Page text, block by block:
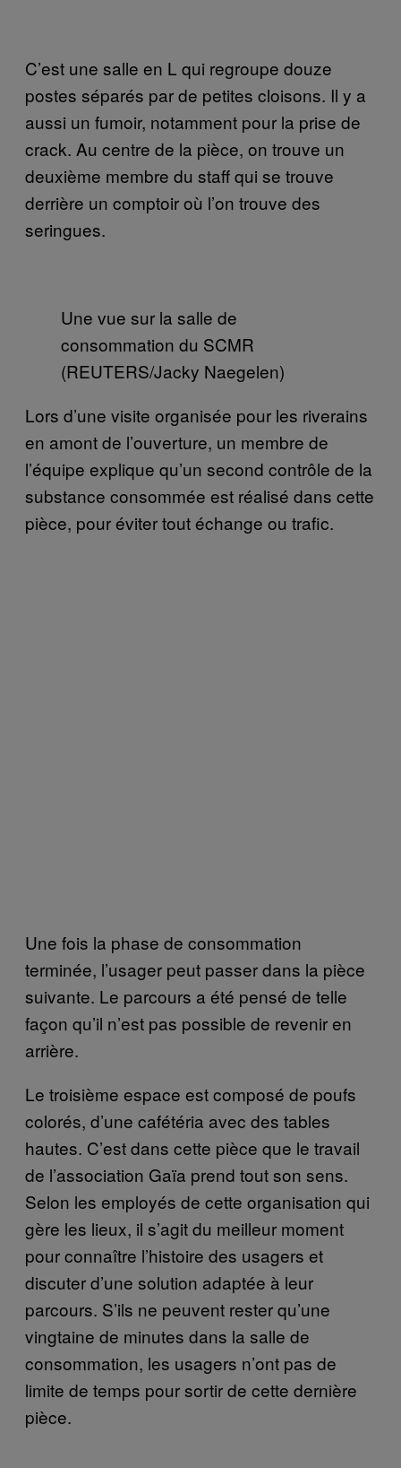
C’est une salle en L qui regroupe douze
postes séparés par de petites cloisons. Il y a
aussi un fumoir, notamment pour la prise de
crack. Au centre de la pièce, on trouve un
deuxième membre du staff qui se trouve
derrière un comptoir où l’on trouve des
seringues.
Une vue sur la salle de
consommation du SCMR
(REUTERS/Jacky Naegelen)
Lors d’une visite organisée pour les riverains
en amont de l’ouverture, un membre de
l’équipe explique qu’un second contrôle de la
substance consommée est réalisé dans cette
pièce, pour éviter tout échange ou trafic.
Une fois la phase de consommation
terminée, l’usager peut passer dans la pièce
suivante. Le parcours a été pensé de telle
façon qu’il n’est pas possible de revenir en
arrière.
Le troisième espace est composé de poufs
colorés, d’une cafétéria avec des tables
hautes. C’est dans cette pièce que le travail
de l’association Gaïa prend tout son sens.
Selon les employés de cette organisation qui
gère les lieux, il s’agit du meilleur moment
pour connaître l’histoire des usagers et
discuter d’une solution adaptée à leur
parcours. S’ils ne peuvent rester qu’une
vingtaine de minutes dans la salle de
consommation, les usagers n’ont pas de
limite de temps pour sortir de cette dernière
pièce.